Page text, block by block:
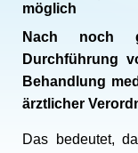
möglich
Nach noch
Durchführung
Behandlung
ärztlicher
Das bedeutet,